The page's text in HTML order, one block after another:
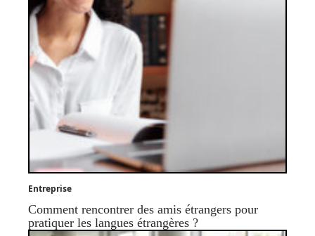
Entreprise
Comment rencontrer des amis étrangers pour
pratiquer les langues étrangères ?